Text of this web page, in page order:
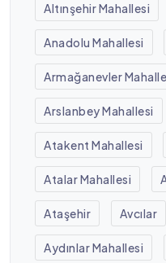
Altınşehir Mahallesi
Anadolu Mahallesi
Armağanevler
Arslanbey Mahallesi
Atakent Mahallesi
Atalar Mahallesi
Ataşehir Avcılar
Aydınlar Mahallesi